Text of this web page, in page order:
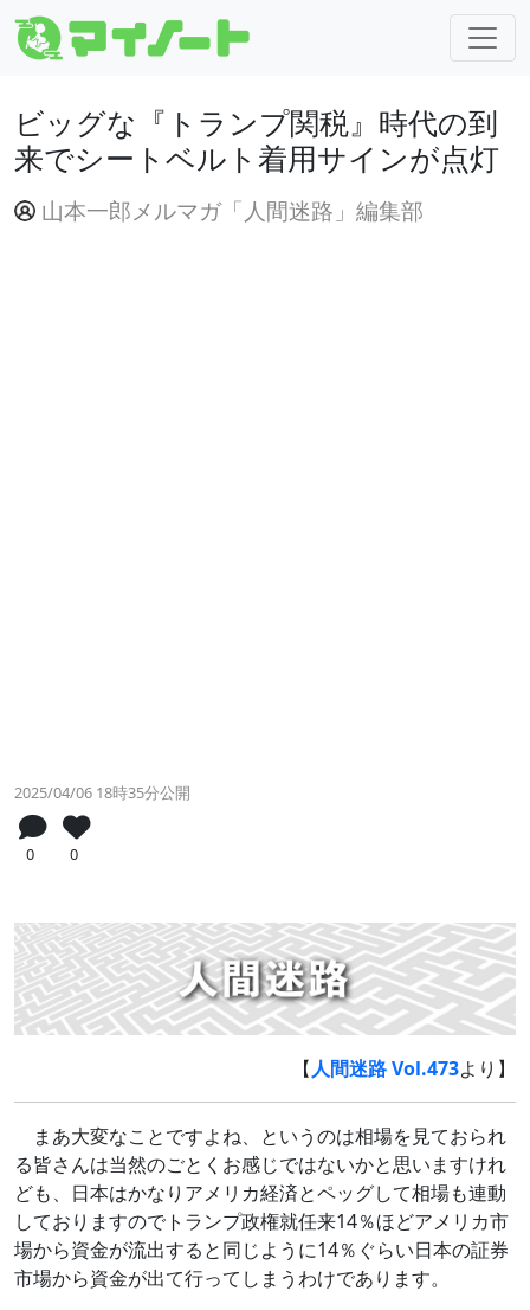
ビッグな『トランプ関税』時代の到
来でシートベルト着用サインが点灯
山本一郎メルマガ「人間迷路」編集部
2025/04/06 18時35分公開
0 0
【人間迷路 Vol.473より】
まあ大変なことですよね、というのは相場を見ておられ
る皆さんは当然のごとくお感じではないかと思いますけれ
ども、日本はかなりアメリカ経済とペッグして相場も連動
しておりますのでトランプ政権就任来14％ほどアメリカ市
場から資金が流出すると同じように14％ぐらい日本の証券
市場から資金が出て行ってしまうわけであります。